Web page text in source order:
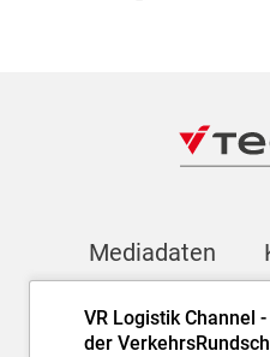
VR Logistik Channel
der
Mediadaten